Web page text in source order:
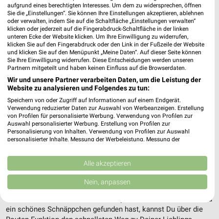
KODi Filiale in Schweinfurt
Egal ob Adresse, Öffnungszeiten oder Route, hier findest Du
alles zur KODi Filiale in Schweinfurt. Die aktuellsten Angebote
kannst Du Dir in den neuesten Prospekten anschauen. Wenn Du
ein schönes Schnäppchen gefunden hast, kannst Du über die
aufgrund eines berechtigten Interesses. Um dem zu widersprechen, öffnen
Sie die „Einstellungen“. Sie können Ihre Einstellungen akzeptieren, ablehnen
oder verwalten, indem Sie auf die Schaltfläche „Einstellungen verwalten“
klicken oder jederzeit auf die Fingerabdruck-Schaltfläche in der linken
unteren Ecke der Website klicken. Um Ihre Einwilligung zu widerrufen,
klicken Sie auf den Fingerabdruck oder den Link in der Fußzeile der Website
und klicken Sie auf den Menüpunkt „Meine Daten“. Auf dieser Seite können
Sie Ihre Einwilligung widerrufen. Diese Entscheidungen werden unseren
Partnern mitgeteilt und haben keinen Einfluss auf die Browserdaten.
Wir und unsere Partner verarbeiten Daten, um die Leistung der
Website zu analysieren und Folgendes zu tun:
Speichern von oder Zugriff auf Informationen auf einem Endgerät.
Verwendung reduzierter Daten zur Auswahl von Werbeanzeigen. Erstellung
von Profilen für personalisierte Werbung. Verwendung von Profilen zur
Auswahl personalisierter Werbung. Erstellung von Profilen zur
Personalisierung von Inhalten. Verwendung von Profilen zur Auswahl
personalisierter Inhalte. Messung der Werbeleistung. Messung der
Kombinationen von Daten aus verschiedenen Quellen. Entwicklung und
Verbesserung der Angebote. Verwendung reduzierter Daten zur Auswahl
von Inhalten.
Daten können außerhalb der Europäischen Union weitergegeben und in die
USA gesendet werden.
Website/App.
Alle akzeptieren
Nein, anpassen